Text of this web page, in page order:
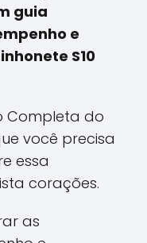
guia
e
S10
Completa do
você precisa
essa
corações.
as